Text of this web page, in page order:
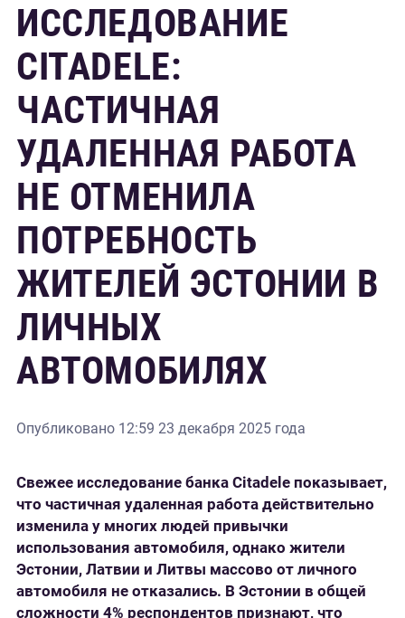
ИССЛЕДОВАНИЕ
CITADELE:
ЧАСТИЧНАЯ
УДАЛЕННАЯ РАБОТА
НЕ ОТМЕНИЛА
ПОТРЕБНОСТЬ
ЖИТЕЛЕЙ ЭСТОНИИ В
ЛИЧНЫХ
АВТОМОБИЛЯХ
Опубликовано 12:59 23 декабря 2025 года
Свежее исследование банка Citadele показывает,
что частичная удаленная работа действительно
изменила у многих людей привычки
использования автомобиля, однако жители
Эстонии, Латвии и Литвы массово от личного
автомобиля не отказались. В Эстонии в общей
сложности 4% респондентов признают, что